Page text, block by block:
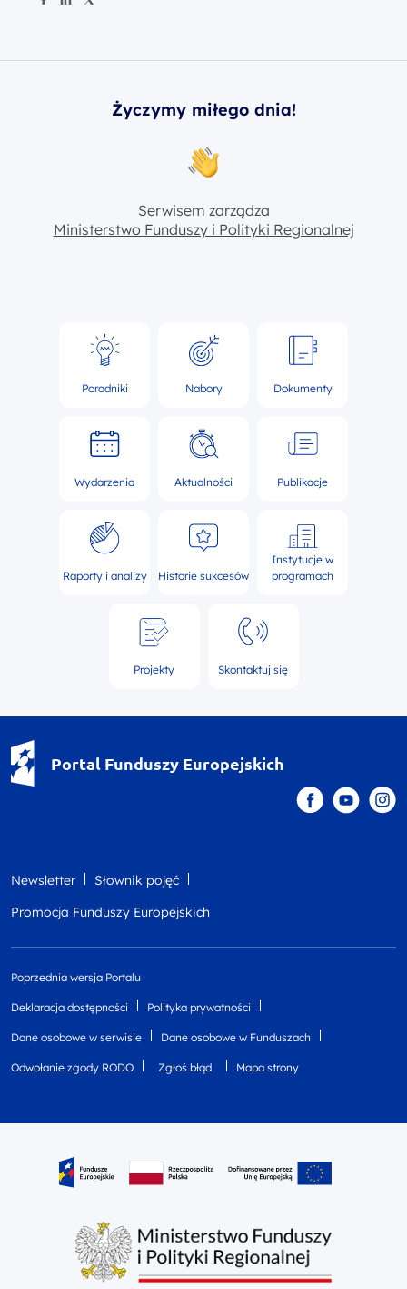
Życzymy miłego dnia!
Serwisem zarządza
Ministerstwo Funduszy i Polityki Regionalnej
Poradniki Nabory Dokumenty
Wydarzenia Aktualności Publikacje
Raporty i analizy Historie sukcesów
Instytucje w
programach
Projekty Skontaktuj się
Portal Funduszy Europejskich
Newsletter
Słownik pojęć
Promocja Funduszy Europejskich
Poprzednia wersja Portalu
Deklaracja dostępności Polityka prywatności
Dane osobowe w serwisie Dane osobowe w Funduszach
Odwołanie zgody RODO Zgłoś błąd Mapa strony